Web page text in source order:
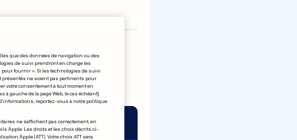
que des données de navigation ou des
de suivi prendront en charge les
fournir ». Si les technologies de suivi
ne soient pas pertinents pour
votre consentement à tout moment en
gauche de la page Web, le cas échéant].
reportez-vous à notre politique
ne s'affichent pas correctement, en
Apple: Les droits et les choix décrits ci-
Apple (ATT). Votre choix ATT sera